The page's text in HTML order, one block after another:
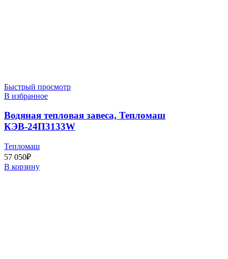
Быстрый просмотр
В избранное
Водяная тепловая завеса, Тепломаш
КЭВ-24П3133W
Тепломаш
57 050₽
В корзину